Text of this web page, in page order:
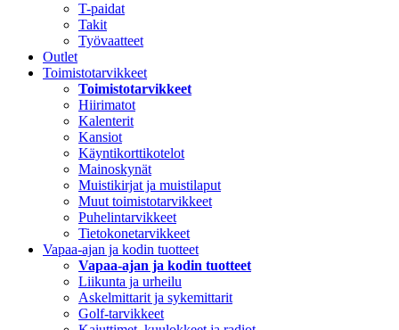
T-paidat
Takit
Työvaatteet
Outlet
Toimistotarvikkeet
Toimistotarvikkeet
Hiirimatot
Kalenterit
Kansiot
Käyntikorttikotelot
Mainoskynät
Muistikirjat ja muistilaput
Muut toimistotarvikkeet
Puhelintarvikkeet
Tietokonetarvikkeet
Vapaa-ajan ja kodin tuotteet
Vapaa-ajan ja kodin tuotteet
Liikunta ja urheilu
Askelmittarit ja sykemittarit
Golf-tarvikkeet